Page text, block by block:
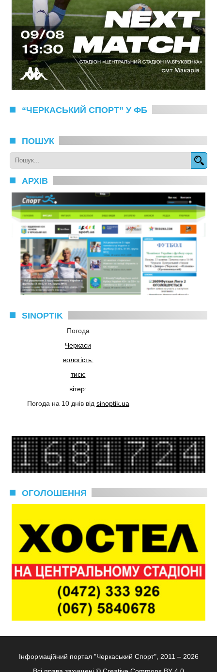
“ЧЕРКАСЬКИЙ СПОРТ” У ФБ
ПОШУК
АРХІВ
SINOPTIK
Погода
Черкаси
вологість:
тиск:
вітер:
Погода на 10 днів від sinoptik.ua
ОГОЛОШЕННЯ
Інформаційний портал "Черкаський Спорт", 2011 – 2026